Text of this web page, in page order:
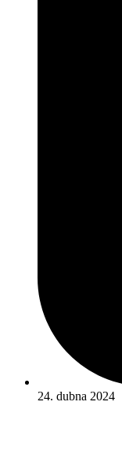
24. dubna 2024